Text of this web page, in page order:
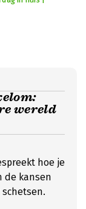
wereld
hoe je
de kansen